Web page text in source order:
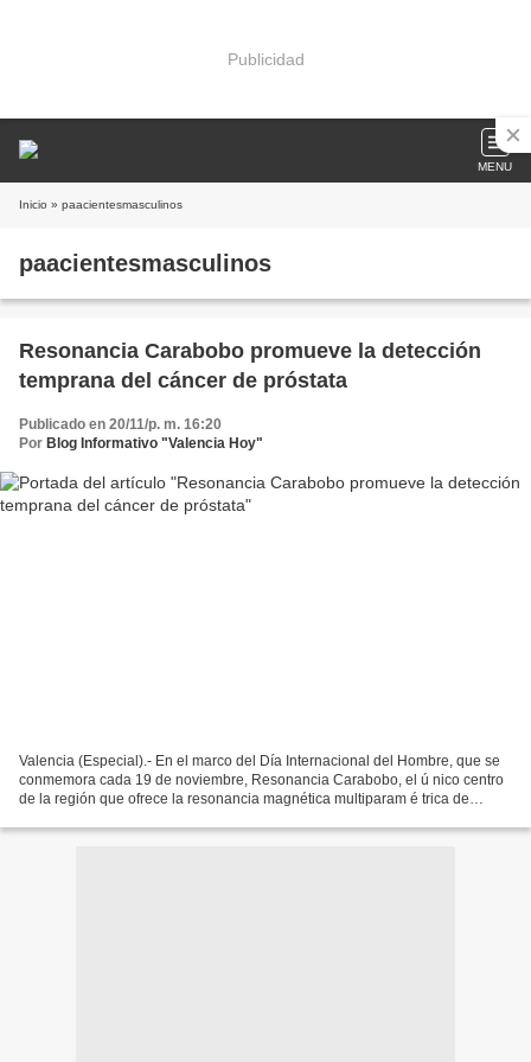
Publicidad
MENU
Inicio » paacientesmasculinos
paacientesmasculinos
Resonancia Carabobo promueve la detección
temprana del cáncer de próstata
Publicado en 20/11/p. m. 16:20
Por Blog Informativo "Valencia Hoy"
Valencia (Especial).- En el marco del Día Internacional del Hombre, que se
conmemora cada 19 de noviembre, Resonancia Carabobo, el ú nico centro
de la región que ofrece la resonancia magnética multiparam é trica de